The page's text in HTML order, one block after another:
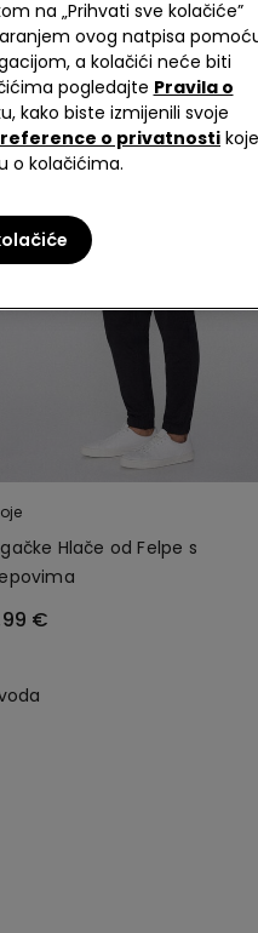
Hlače od Felpe s
€
na „Prihvati sve kolačiće”
ovog natpisa
a kolačići neće biti
pogledajte Pravila o
kako biste izmijenili svoje
o privatnostikoje
o kolačićima.